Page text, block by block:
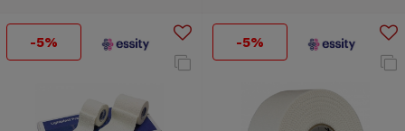
-5% -5%